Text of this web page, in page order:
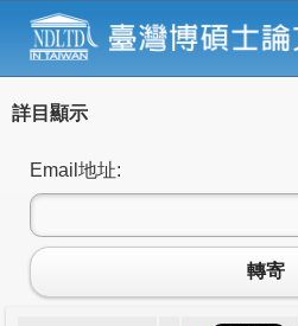
詳目顯示
Email地址:
轉寄